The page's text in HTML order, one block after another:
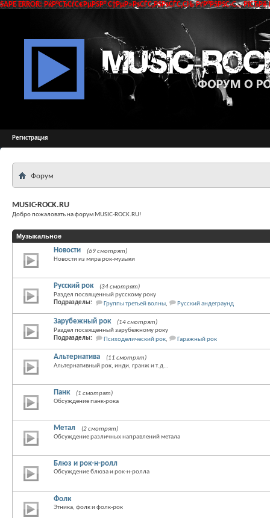
SAPE ERROR: РќР°СЂСѓС€РµРЅР° С†РµР»РѕСЃС‚РЅРѕСЃС‚СЊ РґР°РЅРЅС‹С…
Регистрация
Форум
MUSIC-ROCK.RU
Добро пожаловать на форум MUSIC-ROCK.RU!
Музыкальное
Новости
(69 смотрят)
Новости из мира рок-музыки
Русский рок
(34 смотрят)
Раздел посвященный русскому року
Подразделы:
Группы третьей волны, Русский андеграунд
Зарубежный рок
(14 смотрят)
Раздел посвященный зарубежному року
Подразделы:
Психоделический рок, Гаражный рок
Альтернатива
(11 смотрят)
Альтернативный рок, инди, гранж и т.д...
Панк
(1 смотрят)
Обсуждение панк-рока
Метал
(2 смотрят)
Обсуждение различных направлений метала
Блюз и рок-н-ролл
Обсуждение блюза и рок-н-ролла
Фолк
Этника, фолк и фолк-рок